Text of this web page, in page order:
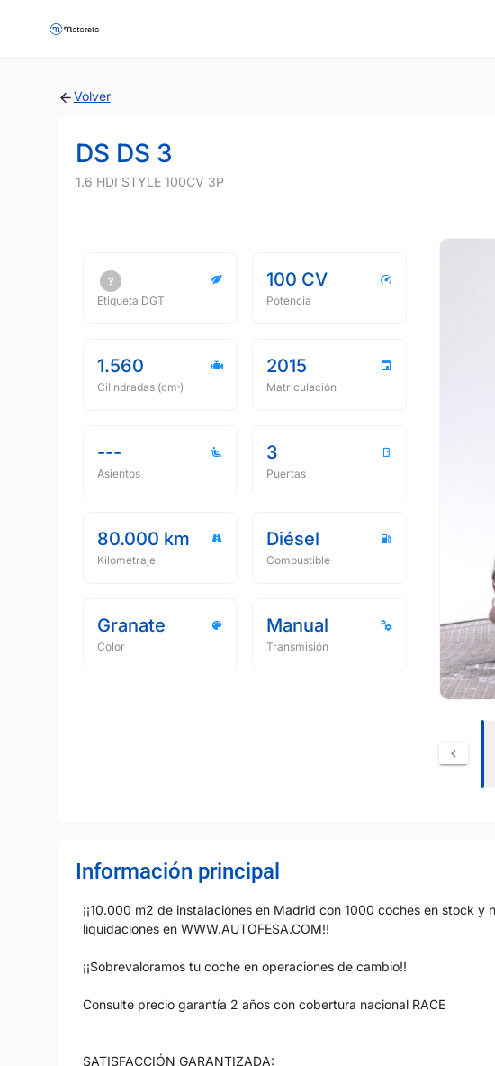
Volver
DS DS 3
1.6 HDI STYLE 100CV 3P
Etiqueta DGT
100 CV
Potencia
1.560
Cilindradas (cmᵌ)
2015
Matriculación
---
Asientos
3
Puertas
80.000 km
Kilometraje
Diésel
Combustible
Granate
Color
Manual
Transmisión
Información principal
¡¡10.000 m2 de instalaciones en Madrid con 1000 coches en stock
liquidaciones en WWW.AUTOFESA.COM!!
¡¡Sobrevaloramos tu coche en operaciones de cambio!!
Consulte precio garantía 2 años con cobertura nacional RACE
SATISFACCIÓN GARANTIZADA: